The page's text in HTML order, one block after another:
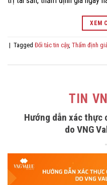
XEM
| Tagged Đối tác tin cậy, Thẩm định giá
TIN
Hướng dẫn xác
do VNG